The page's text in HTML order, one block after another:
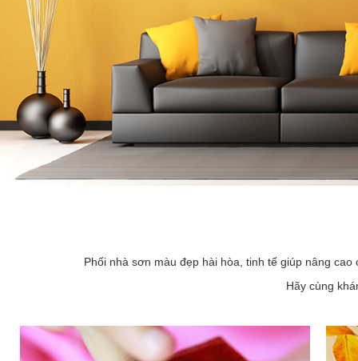
Phối nhà sơn màu đẹp hài hòa, tinh tế giúp nâng
Hãy cùng